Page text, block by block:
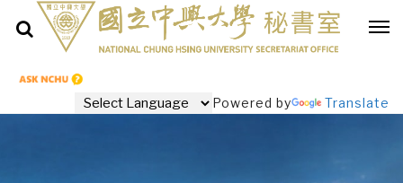
Powered by Translate